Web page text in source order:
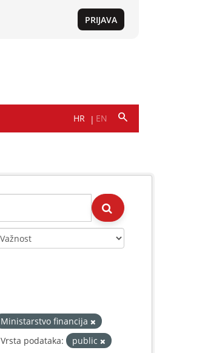
Ministarstvo financija
Vrsta podataka: public